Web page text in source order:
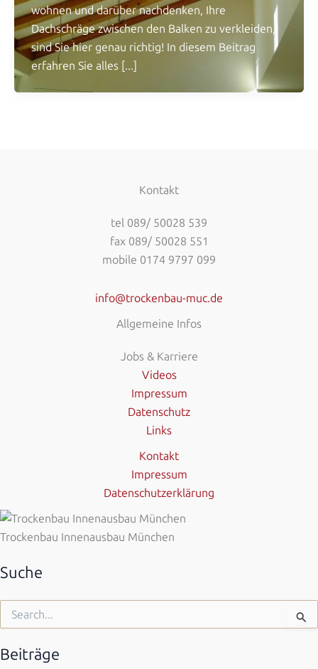
wohnen und darüber nachdenken, Ihre
Dachschräge zwischen den Balken zu verkleiden,
sind Sie hier genau richtig! In diesem Beitrag
erfahren Sie alles [...]
Kontakt
tel 089/ 50028 539
fax 089/ 50028 551
mobile 0174 9797 099
info@trockenbau-muc.de
Allgemeine Infos
Jobs & Karriere
Videos
Impressum
Datenschutz
Links
Kontakt
Impressum
Datenschutzerklärung
Trockenbau Innenausbau München
Suche
nach:
Beiträge